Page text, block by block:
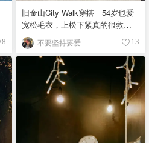
8
旧金山City Walk穿搭｜54岁也爱
宽松毛衣，上松下紧真的很救比
例
不要坚持要爱 13